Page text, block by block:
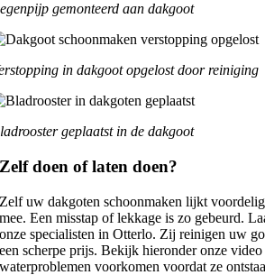
gemonteerd aan dakgoot
in dakgoot opgelost door reiniging
geplaatst in de dakgoot
Zelf doen of laten doen?
Zelf uw dakgoten schoonmaken lijkt
mee. Een misstap of lekkage is zo gebeurd.
onze specialisten in Otterlo. Zij reinigen uw
een scherpe prijs. Bekijk hieronder onze
waterproblemen voorkomen voordat ze